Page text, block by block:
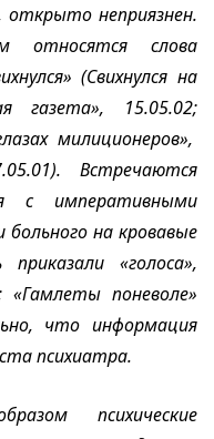
открыто неприязнен.
слова
(Свихнулся на
газета», 15.05.02;
милиционеров»,
Встречаются
с императивными
на кровавые
«голоса»,
«Гамлеты поневоле»
что информация
психиатра.
психические